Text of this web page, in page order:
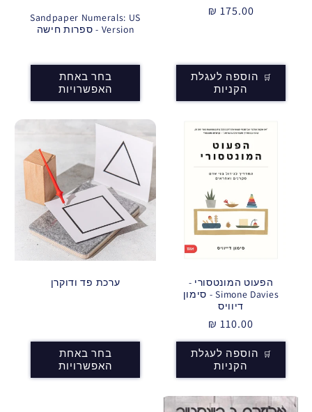
מחיר
175.00 ₪
הוספה לעגלת
הקניות
Sandpaper Numerals: US
Version - ספרות חישה
רגיל
בחר באחת
האפשרויות
הפעוט המונטסורי -
Simone Davies - סימון
דיוויס
מחיר
רגיל
110.00 ₪
הוספה לעגלת
הקניות
ערכת פד ודוקרן
בחר באחת
האפשרויות